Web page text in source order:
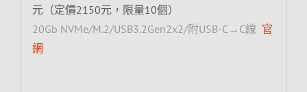
元（定價2150元，限量10個）
20Gb NVMe/M.2/USB3.2Gen2x2/附USB-C→C線 官
網